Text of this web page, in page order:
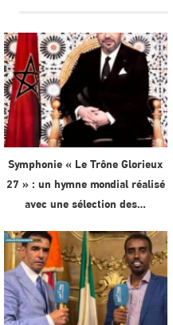
Symphonie « Le Trône Glorieux
27 » : un hymne mondial réalisé
avec une sélection des…